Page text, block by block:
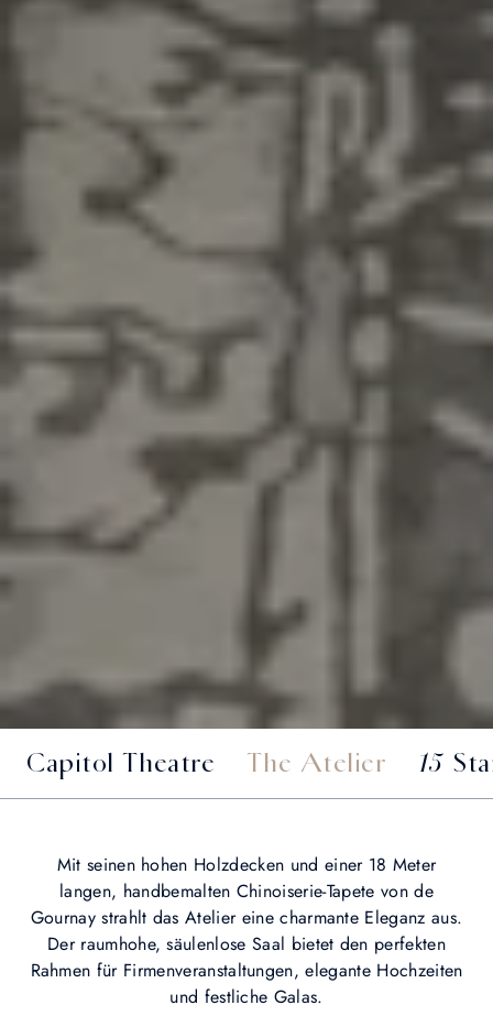
Capitol Theatre The Atelier 15
Mit seinen hohen Holzdecken und einer 18 Meter
langen, handbemalten Chinoiserie-Tapete von de
Gournay strahlt das Atelier eine charmante Eleganz aus.
Der raumhohe, säulenlose Saal bietet den perfekten
Rahmen für Firmenveranstaltungen, elegante Hochzeiten
und festliche Galas.